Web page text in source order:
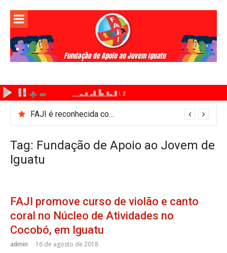
para
conteúdo
FAJI é reconhecida como Ponto de Cultura pelo Ministério da Cultura
Tag: Fundação de Apoio ao Jovem de
Iguatu
FAJI promove curso de violão e canto
coral no Núcleo de Atividades no
Cocobó, em Iguatu
admin 16 de agosto de 2018